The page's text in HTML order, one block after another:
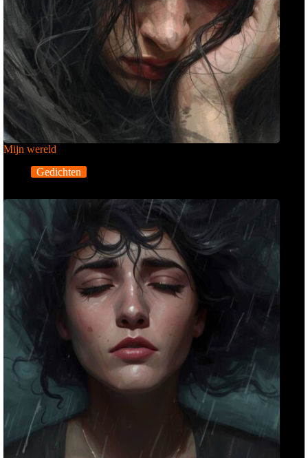
Mijn wereld
Gedichten